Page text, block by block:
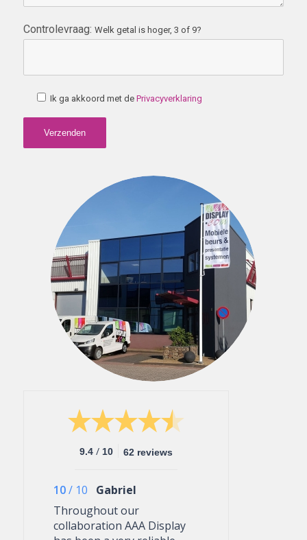
Controlevraag: Welk getal is hoger, 3 of 9?
Ik ga akkoord met de Privacyverklaring
9.4 / 10 62 reviews
10 / 10
Gabriel
Throughout our
collaboration AAA Display